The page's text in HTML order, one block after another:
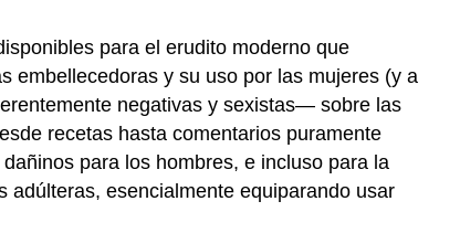
COSMÉTICOS?
USAR
COSMÉTICOS
'CORRECTAMENTE'
OPINIONES
NEGATIVAS
DE
para el erudito moderno que
embellecedoras y su uso por las mujeres (y a
negativas y sexistas— sobre las
recetas hasta comentarios puramente
para los hombres, e incluso para la
adúlteras, esencialmente equiparando usar